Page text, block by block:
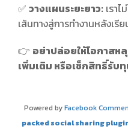
✅ วางแผนระยะยาว: เรา
เส้นทางสู่การทำงานหลังเ
👉 อย่าปล่อยให้โอกาส
เพิ่มเติม หรือเช็กสิทธิ์รับ
Powered byFacebook
packed social sharing